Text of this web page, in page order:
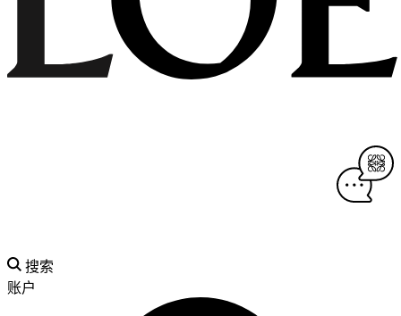
搜索
账户